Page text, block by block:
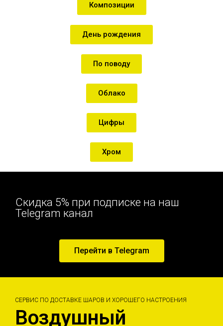
Композиции
День рождения
По поводу
Облако
Цифры
Хром
Скидка 5% при подписке на наш
Telegram канал
Перейти в Telegram
СЕРВИС ПО ДОСТАВКЕ ШАРОВ И ХОРОШЕГО НАСТРОЕНИЯ
Воздушный